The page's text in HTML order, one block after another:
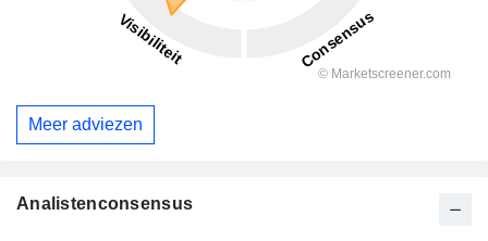
Meer adviezen
Analistenconsensus